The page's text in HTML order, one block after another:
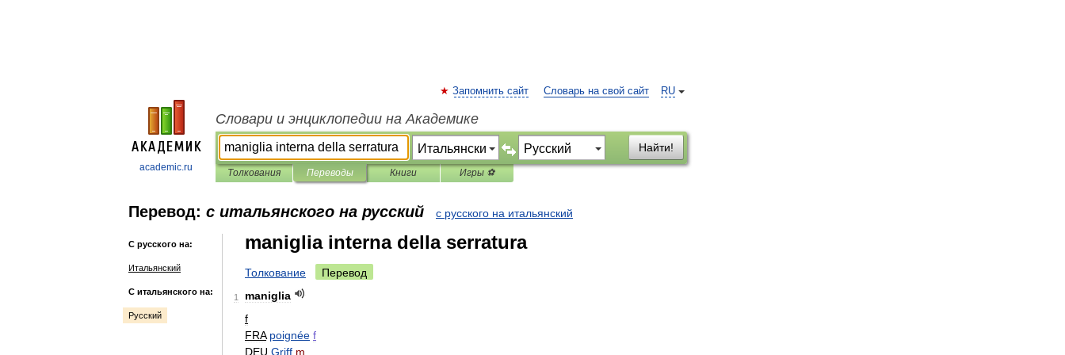
academic.ru
RU
Запомнить сайт Словарь на свой сайт
Словари и энциклопедии на Академике
Найти!
Толкования Переводы Книги Игры ⚽
Перевод: с итальянского на русский с русского на итальянский
С русского на:
Итальянский
С итальянского на:
Русский
maniglia interna della serratura
Толкование Перевод
1
maniglia
f
FRA poignée f
DEU Griff m